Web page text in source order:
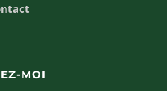
MOI